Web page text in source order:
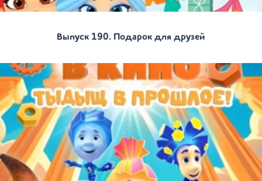
Выпуск 190. Подарок для друзей